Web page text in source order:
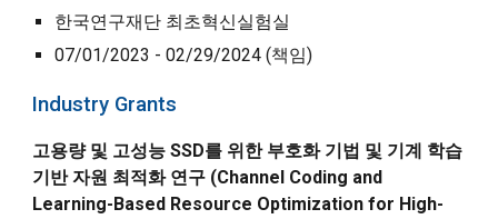
한국연구재단 최초혁신실험실
07/01/2023 - 02/29/2024 (책임)
Industry Grants
고용량 및 고성능 SSD를 위한 부호화 기법 및 기계 학습
기반 자원 최적화 연구 (Channel Coding and
Learning-Based Resource Optimization for High-